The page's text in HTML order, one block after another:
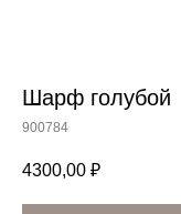
Шарф голубой
900784
4300,00 ₽